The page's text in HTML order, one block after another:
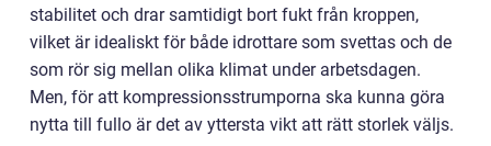
stabilitet och drar samtidigt bort fukt från kroppen,
vilket är idealiskt för både idrottare som svettas och de
som rör sig mellan olika klimat under arbetsdagen.
Men, för att kompressionsstrumporna ska kunna göra
nytta till fullo är det av yttersta vikt att rätt storlek väljs.